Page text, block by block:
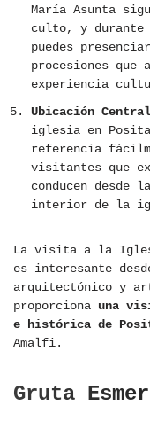
María Asunta
culto, y
puedes
procesiones que
experiencia
Ubicación
iglesia en
referencia
visitantes que
conducen
interior de la
La visita a la
es interesante
arquitectónico y
proporciona una
e histórica de
Amalfi.
Gruta